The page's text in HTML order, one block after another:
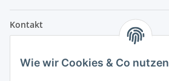
Kontakt
Im Weiherfeld 10
Wie wir Cookies & Co nutzen